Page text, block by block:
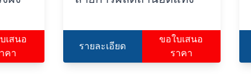
เสนอ
คา
รายละเอียด
ขอใบเสนอ
ราคา